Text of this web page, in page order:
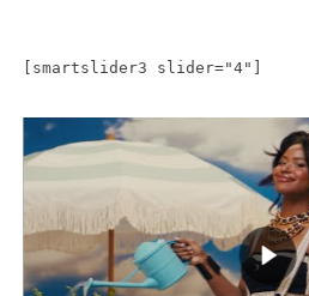
[smartslider3 slider="4"]